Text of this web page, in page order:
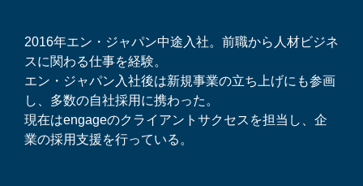
2016年エン・ジャパン中途入社。前職から人材ビジネ
スに関わる仕事を経験。
エン・ジャパン入社後は新規事業の立ち上げにも参画
し、多数の自社採用に携わった。
現在はengageのクライアントサクセスを担当し、企
業の採用支援を行っている。